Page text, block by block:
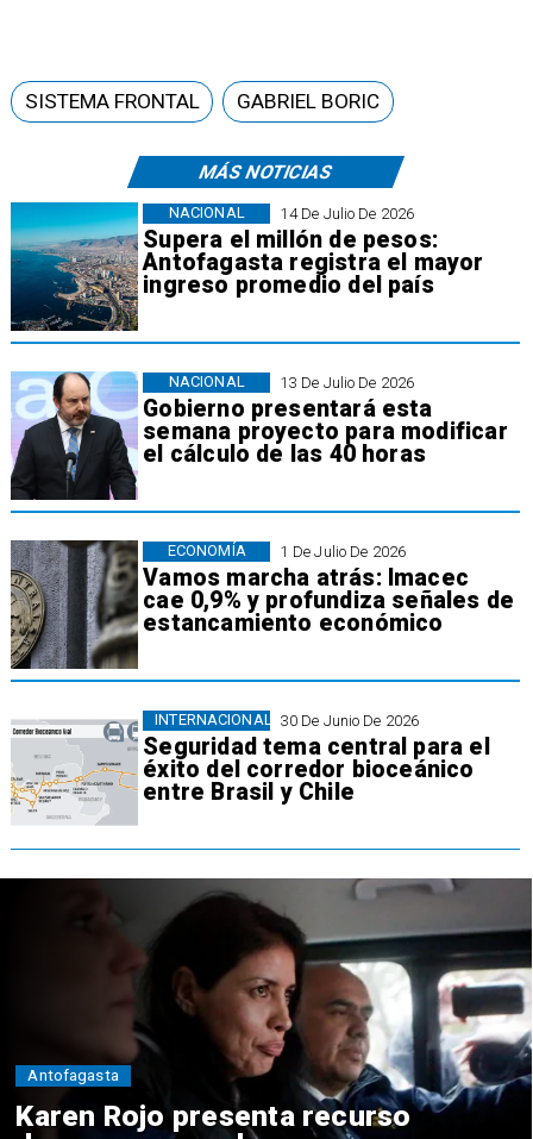
MÁS NOTICIAS
14 De Julio De 2026
Supera el millón de pesos:
Antofagasta registra el mayor
ingreso promedio del país
NACIONAL
13 De Julio De 2026
Gobierno presentará esta
semana proyecto para modificar
el cálculo de las 40 horas
NACIONAL
1 De Julio De 2026
Vamos marcha atrás: Imacec
cae 0,9% y profundiza señales de
estancamiento económico
ECONOMÍA
30 De Junio De 2026
Seguridad tema central para el
éxito del corredor bioceánico
entre Brasil y Chile
INTERNACIONAL
SISTEMA FRONTAL GABRIEL BORIC
Karen Rojo presenta recurso
Antofagasta